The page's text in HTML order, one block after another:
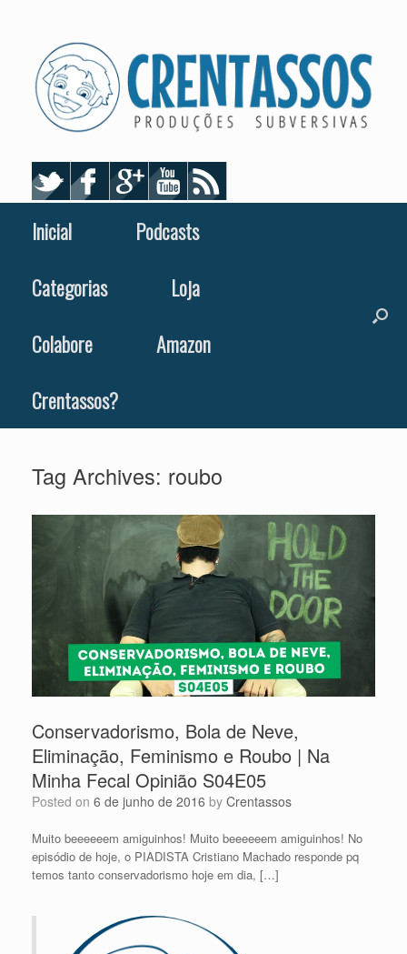
Inicial
Podcasts
Categorias
Loja
Colabore
Amazon
Crentassos?
Tag Archives: roubo
Conservadorismo, Bola de Neve,
Eliminação, Feminismo e Roubo | Na
Minha Fecal Opinião S04E05
Posted on 6 de junho de 2016 by Crentassos
Muito beeeeeem amiguinhos! Muito beeeeeem amiguinhos! No
episódio de hoje, o PIADISTA Cristiano Machado responde pq
temos tanto conservadorismo hoje em dia, […]